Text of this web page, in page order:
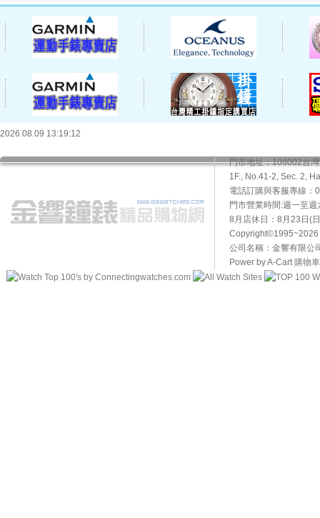
2026.08.09 13:19:12
門市地址：108002台
1F., No.41-2, Sec. 2,
電話訂購與客服專線
門市營業時間:週一至
8月店休日：8月23日(
Copyright©1995~2026
公司名稱：金響有限公
Power by A-Cart購物車